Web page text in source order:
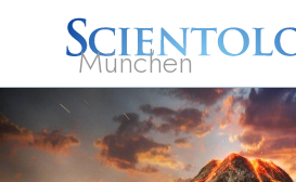
München
Hubbard
Scientology?
Ehrenamtliche
Geistliche